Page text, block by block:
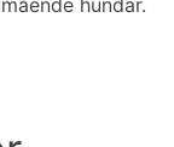
hundar.